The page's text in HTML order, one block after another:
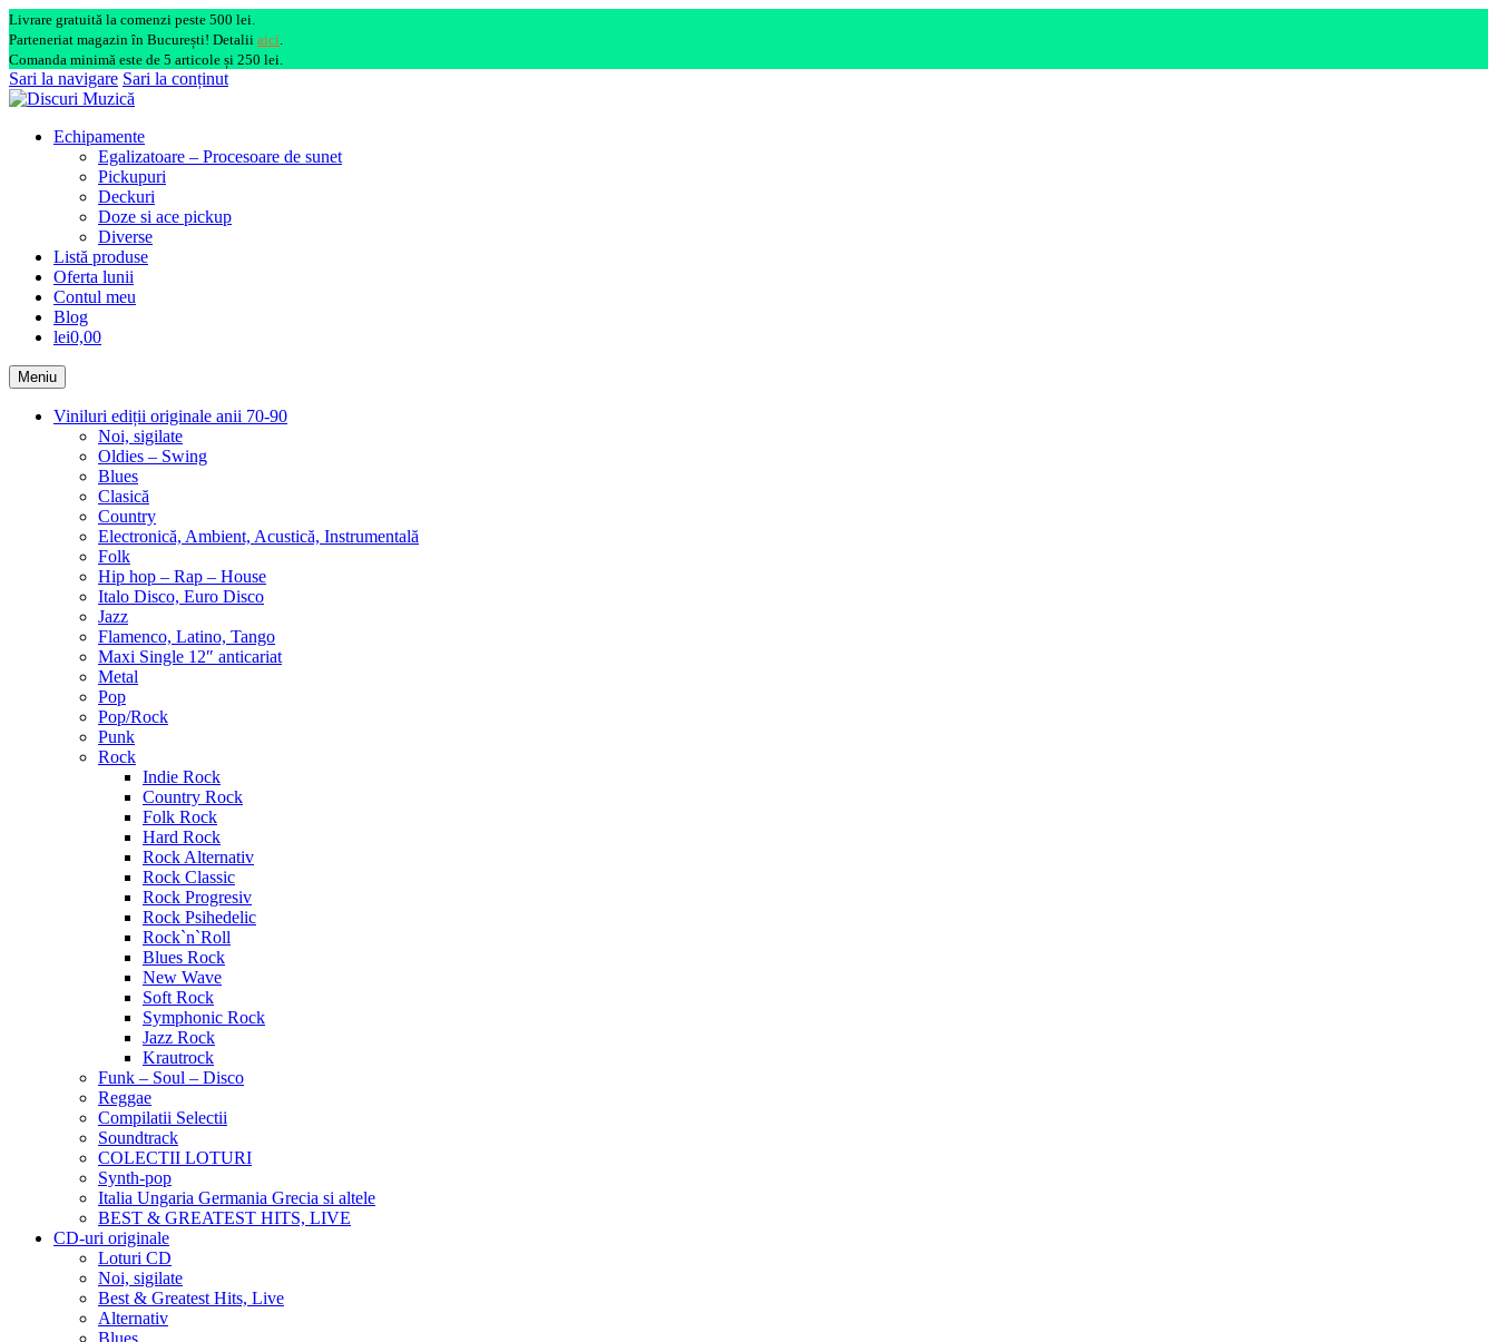
Livrare gratuită la comenzi peste 500 lei.
Parteneriat magazin în București! Detalii aici.
Comanda minimă este de 5 articole și 250 lei.
Sari la navigare Sari la conținut
Echipamente
Egalizatoare – Procesoare de sunet
Pickupuri
Deckuri
Doze si ace pickup
Diverse
Listă produse
Oferta lunii
Contul meu
Blog
lei0,00
Meniu
Viniluri ediții originale anii 70-90
Noi, sigilate
Oldies – Swing
Blues
Clasică
Country
Electronică, Ambient, Acustică, Instrumentală
Folk
Hip hop – Rap – House
Italo Disco, Euro Disco
Jazz
Flamenco, Latino, Tango
Maxi Single 12″ anticariat
Metal
Pop
Pop/Rock
Punk
Rock
Indie Rock
Country Rock
Folk Rock
Hard Rock
Rock Alternativ
Rock Classic
Rock Progresiv
Rock Psihedelic
Rock`n`Roll
Blues Rock
New Wave
Soft Rock
Symphonic Rock
Jazz Rock
Krautrock
Funk – Soul – Disco
Reggae
Compilatii Selectii
Soundtrack
COLECTII LOTURI
Synth-pop
Italia Ungaria Germania Grecia si altele
BEST & GREATEST HITS, LIVE
CD-uri originale
Loturi CD
Noi, sigilate
Best & Greatest Hits, Live
Alternativ
Blues